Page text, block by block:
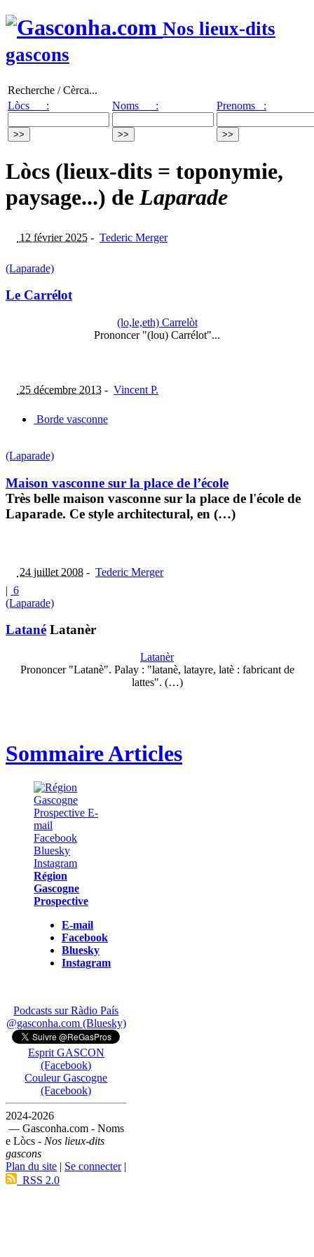
Nos lieux-dits
gascons
Recherche / Cèrca...
Lòcs :
Noms : Prenoms :
Lòcs (lieux-dits = toponymie,
paysage...) deLaparade
12 février 2025 - Tederic Merger
(Laparade)
Le Carrélot
(lo,le,eth) Carrelòt
Prononcer "(lou) Carrélot"...
25 décembre 2013 - Vincent P.
Borde vasconne
(Laparade)
Maison vasconne sur la place de l’école
Très belle maison vasconne sur la place de l'école de
Laparade. Ce style architectural, en (…)
24 juillet 2008 - Tederic Merger
| 6
(Laparade)
Latané Latanèr
Latanèr
Prononcer "Latanè". Palay : "latanè, latayre, latè : fabricant de
lattes". (…)
Sommaire Articles
Région
Gascogne
Prospective
E-mail
Facebook
Bluesky
Instagram
Podcasts sur Ràdio País
@gasconha.com (Bluesky)
Esprit GASCON
(Facebook)
Couleur Gascogne
(Facebook)
2024-2026
— Gasconha.com - Noms
e Lòcs - Nos lieux-dits
gascons
Plan du site | Se connecter|
RSS 2.0